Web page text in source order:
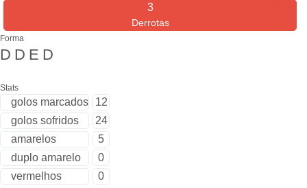
3
Derrotas
Forma
D D E D
Stats
golos marcados
12
golos sofridos
24
amarelos
5
duplo amarelo
0
vermelhos
0